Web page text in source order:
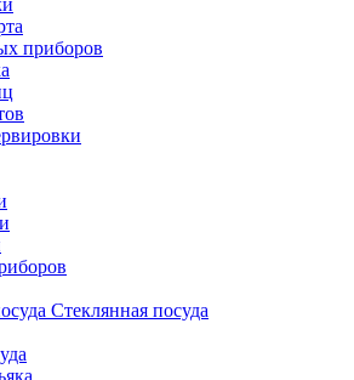
приборов
Стеклянная посуда